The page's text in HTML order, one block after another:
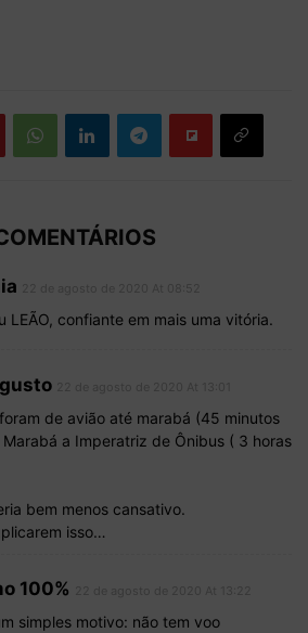
LEÃO, confiante em mais uma vitória.
de avião até marabá (45 minutos
a Imperatriz de Ônibus ( 3 horas
bem menos cansativo.
isso…
100%
simples motivo: não tem voo